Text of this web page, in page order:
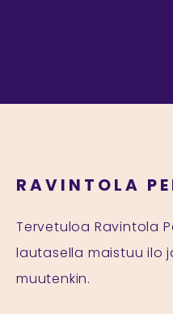
RAVINTOLA
Tervetuloa Ravintola
lautasella maistuu ilo
muutenkin.